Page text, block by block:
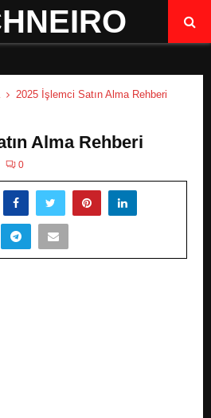
2025 İşlemci Satın Alma Rehberi
Alma Rehberi
0